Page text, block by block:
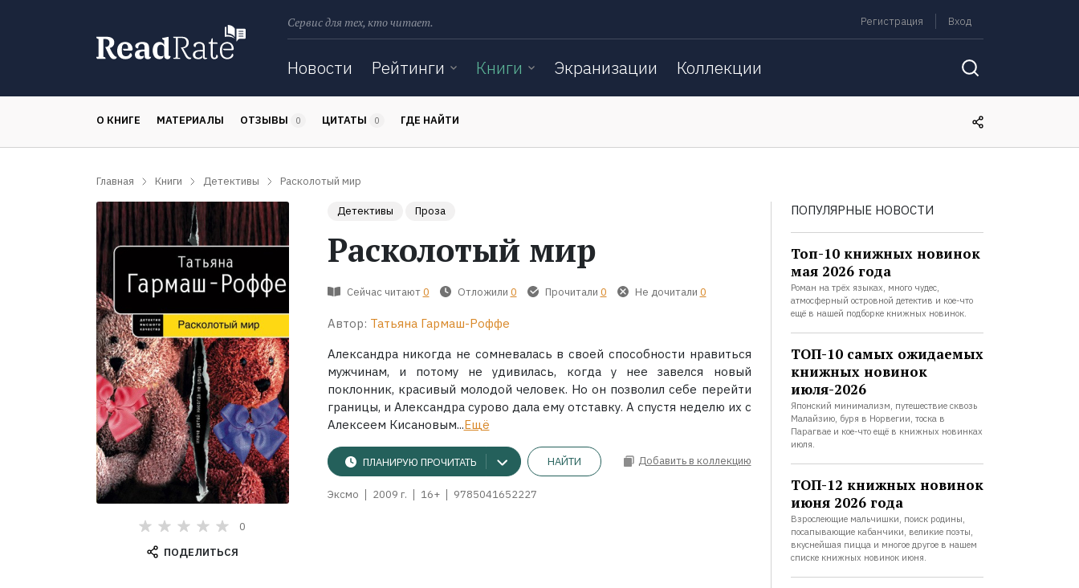
Сервис для тех, кто читает. Регистрация Вход
Новости Рейтинги Книги Экранизации Коллекции
О КНИГЕ МАТЕРИАЛЫ ОТЗЫВЫ 0 ЦИТАТЫ 0 ГДЕ НАЙТИ
Главная Книги Детективы Расколотый мир
0
ПОДЕЛИТЬСЯ
Детективы Проза
Расколотый мир
Сейчас читают 0 Отложили 0 Прочитали 0 Не дочитали 0
Автор: Татьяна Гармаш-Роффе
Александра никогда не сомневалась в своей способности нравиться
мужчинам, и потому не удивилась, когда у нее завелся новый
поклонник, красивый молодой человек. Но он позволил себе перейти
границы, и Александра сурово дала ему отставку. А спустя неделю их с
Алексеем Кисановым...Ещё
ПЛАНИРУЮ ПРОЧИТАТЬ НАЙТИ Добавить в коллекцию
Эксмо 2009 г. 16+ 9785041652227
ПОПУЛЯРНЫЕ НОВОСТИ
Топ-10 книжных новинок
мая 2026 года
Роман на трёх языках, много чудес,
атмосферный островной детектив и кое-что
ещё в нашей подборке книжных новинок.
ТОП-10 самых ожидаемых
книжных новинок
июля-2026
Японский минимализм, путешествие сквозь
Малайзию, буря в Норвегии, тоска в
Парагвае и кое-что ещё в книжных новинках
июля.
ТОП-12 книжных новинок
июня 2026 года
Взрослеющие мальчишки, поиск родины,
посапывающие кабанчики, великие поэты,
вкуснейшая пицца и многое другое в нашем
списке книжных новинок июня.